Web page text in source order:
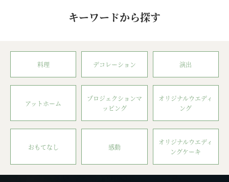
キーワードから探す
料理 デコレーション 演出
アットホーム
プロジェクションマ
ッピング
オリジナルウエディ
ング
おもてなし 感動
オリジナルウエディ
ングケーキ